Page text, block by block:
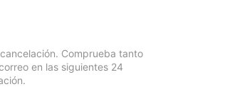
Comprueba tanto
en las siguientes 24